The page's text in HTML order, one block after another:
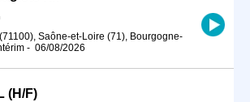
Saône-et-Loire (71), Bourgogne-
- 06/08/2026
(H/F)